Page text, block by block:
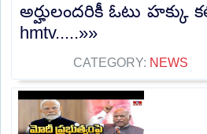
అర్హులందరికీ ఓటు హక్కు
hmtv.....»»
CATEGORY: NEWS